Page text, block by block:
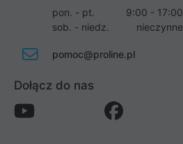
pon. - pt.
9:00 - 17:00
sob. - niedz.
nieczynne
pomoc@proline.pl
Dołącz do nas